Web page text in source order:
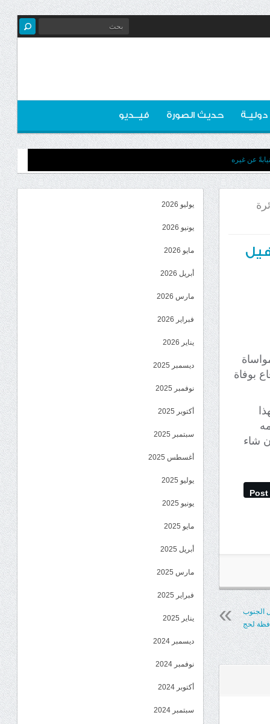
دوليـة حديث الصورة فيــديو
عن غيره
بوفاة
شاء
Post
الجنوب
لحج
يوليو 2026
يونيو 2026
مايو 2026
أبريل 2026
مارس 2026
فبراير 2026
يناير 2026
ديسمبر 2025
نوفمبر 2025
أكتوبر 2025
سبتمبر 2025
أغسطس 2025
يوليو 2025
يونيو 2025
مايو 2025
أبريل 2025
مارس 2025
فبراير 2025
يناير 2025
ديسمبر 2024
نوفمبر 2024
أكتوبر 2024
سبتمبر 2024